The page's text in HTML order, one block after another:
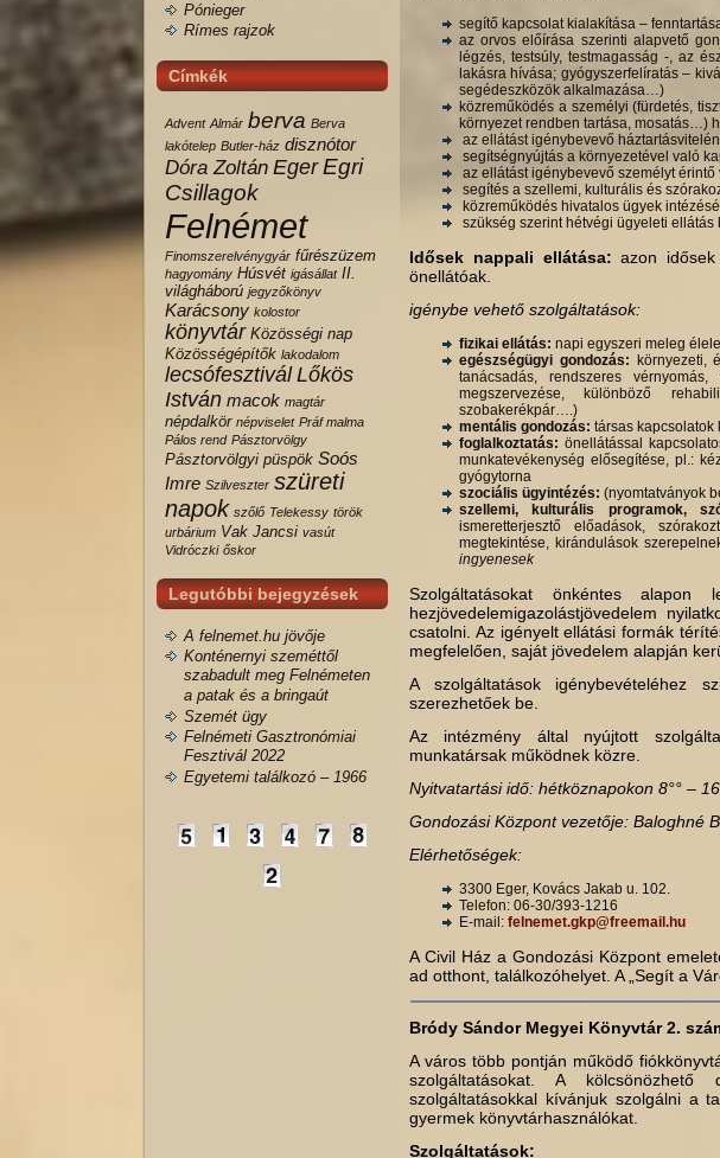
Pónieger
Rímes rajzok
Címkék
Advent Almár berva Berva
lakótelep Butler-ház disznótor
Dóra Zoltán Eger Egri
Csillagok
Felnémet
Finomszerelvénygyár fűrészüzem
hagyomány Húsvét igásállat II.
világháború jegyzőkönyv
Karácsony kolostor
könyvtár Közösségi nap
Közösségépítők lakodalom
lecsófesztivál Lőkös
István macok magtár
népdalkör népviselet Práf malma
Pálos rend Pásztorvölgy
Pásztorvölgyi püspök Soós
Imre Szilveszter szüreti
napok szőlő Telekessy török
urbárium Vak Jancsi vasút
Vidróczki őskor
Legutóbbi bejegyzések
A felnemet.hu jövője
Konténernyi szeméttől
szabadult meg Felnémeten
a patak és a bringaút
Szemét ügy
Felnémeti Gasztronómiai
Fesztivál 2022
Egyetemi találkozó – 1966
segítő kapcsolat kialakítása –
az orvos előírása szerinti alapvető
légzés, testsúly, testmagas­ság -, az
lakásra hívása; gyógyszerfelíratás –
segéd­eszközök alkalmazása…)
közreműködés a személyi (fürdetés,
környezet rendben tartása, mosatás…)
az ellátást igénybevevő
segítségnyújtás a környezetével való
az ellátást igénybevevő személyt
segítés a szellemi, kulturális és
közreműködés hivatalos ügyek
szükség szerint hétvégi ügyeleti ellátás
Idősek nappali ellátása: azon
önellátóak.
igénybe vehető szolgáltatások:
fizikai ellátás: napi egyszeri meleg
egészségügyi gondozás: környezeti,
tanácsadás, rendszeres
megszervezése, különböző
szobakerékpár….)
mentális gondozás: társas kapcsolatok
foglalkoztatás: önellátással
munkatevékenység előse­gítése, pl.:
gyógytorna
szociális ügyintézés: (nyomtatványok
szellemi, kulturális programok,
ismeretterjesztő előadások,
megtekintése, kirándulások
ingyenesek
Szolgáltatásokat önkéntes
hezjövedelemigazolástjövedelem
csatolni. Az igényelt ellátási formák
megfelelően, saját jövedelem alapján
A szolgáltatások igénybevételéhez
szerezhetőek be.
Az intézmény által nyújtott
munkatársak működnek közre.
Nyitvatartási idő: hétköznapokon 8°° –
Gondozási Központ vezetője: Baloghné
Elérhetőségek:
3300 Eger, Kovács Jakab u. 102.
Telefon: 06-30/393-1216
E-mail: felnemet.gkp@freemail.hu
A Civil Ház a Gondozási Központ
ad otthont, találkozóhelyet. A „Segít a
Bródy Sándor Megyei Könyvtár 2.
A város több pontján működő
szolgáltatásokat. A kölcsönözhető
szolgáltatásokkal kívánjuk szolgálni a
gyermek könyvtárhasználókat.
Szolgáltatások: